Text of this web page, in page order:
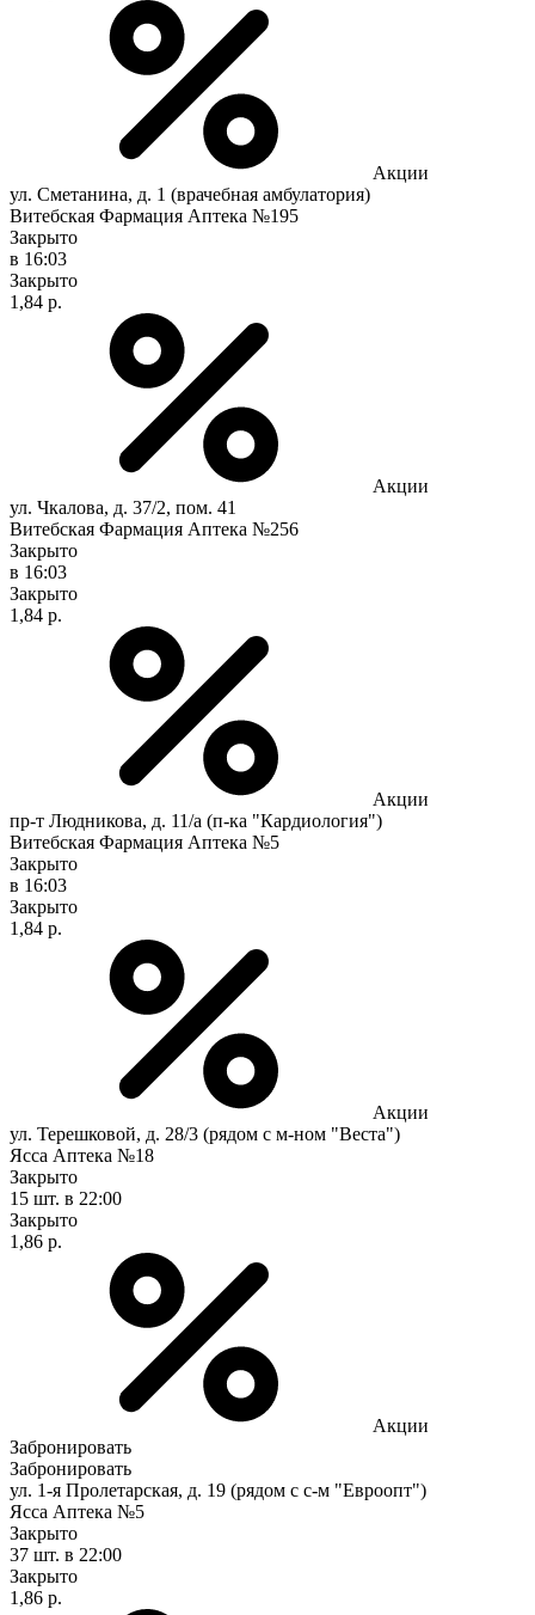
Акции
ул. Сметанина, д. 1 (врачебная амбулатория)
Витебская Фармация Аптека №195
Закрыто
в 16:03
Закрыто
1,84 р.
Акции
ул. Чкалова, д. 37/2, пом. 41
Витебская Фармация Аптека №256
Закрыто
в 16:03
Закрыто
1,84 р.
Акции
пр-т Людникова, д. 11/а (п-ка "Кардиология")
Витебская Фармация Аптека №5
Закрыто
в 16:03
Закрыто
1,84 р.
Акции
ул. Терешковой, д. 28/3 (рядом с м-ном "Веста")
Ясса Аптека №18
Закрыто
15 шт. в 22:00
Закрыто
1,86 р.
Акции
Забронировать
Забронировать
ул. 1-я Пролетарская, д. 19 (рядом с с-м "Евроопт")
Ясса Аптека №5
Закрыто
37 шт. в 22:00
Закрыто
1,86 р.